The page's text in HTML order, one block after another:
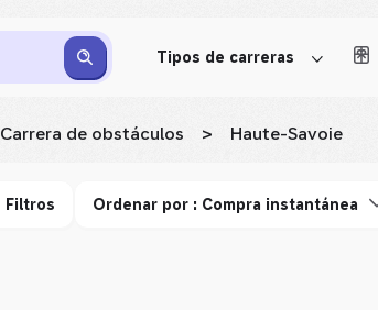
Tipos de carreras
Carrera de obstáculos > Haute-Savoie
Filtros Ordenar por : Compra instantánea